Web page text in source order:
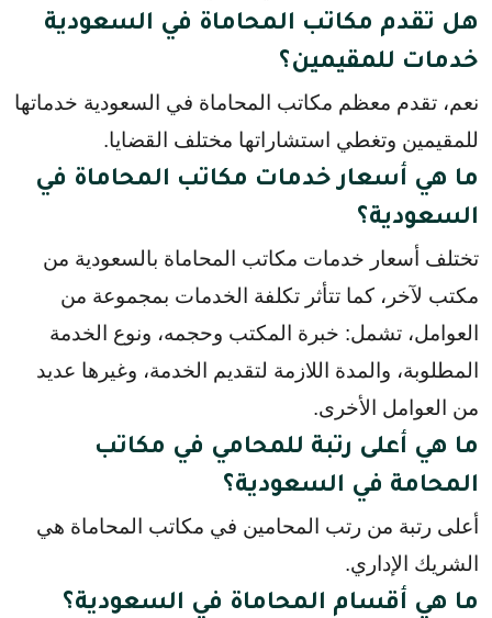
هل تقدم مكاتب المحاماة في السعودية
خدمات للمقيمين؟
للمقيمين وتغطي استشاراتها مختلف القضايا.
ما هي أسعار خدمات مكاتب المحاماة في
السعودية؟
تختلف أسعار خدمات مكاتب المحاماة بالسعودية من
مكتب لآخر، كما تتأثر تكلفة الخدمات بمجموعة من
العوامل، تشمل: خبرة المكتب وحجمه، ونوع الخدمة
المطلوبة، والمدة اللازمة لتقديم الخدمة، وغيرها عديد
من العوامل الأخرى.
ما هي أعلى رتبة للمحامي في مكاتب
المحامة في السعودية؟
أعلى رتبة من رتب المحامين في مكاتب المحاماة هي
الشريك الإداري.
ما هي أقسام المحاماة في السعودية؟